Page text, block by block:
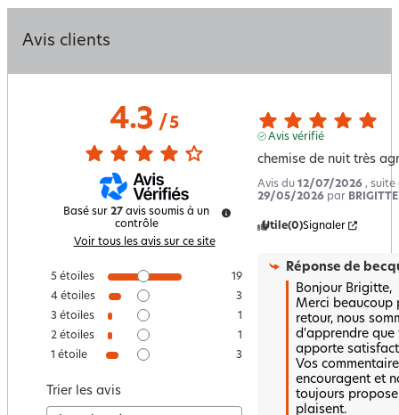
Avis clients
4.3/ 5
Basé sur 27 avis soumis à un
contrôle
Voir tous les avis sur ce site
5 étoiles
19
4 étoiles
3
3 étoiles
1
2 étoiles
1
1 étoile 3
Trier les avis
Avis vérifié
chemise de nuit très
Avis du 12/07/2026 , suite
29/05/2026 par BRIGITTE
Utile(0)Signaler
Réponse de
Bonjour Brigitte,
Merci beaucoup
retour, nous
d'apprendre que
apporte
Vos
encouragent et
toujours
plaisent.